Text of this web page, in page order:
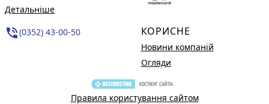
Детальніше
phone_in_talk(0352) 43-00-50 КОРИСНЕ
Новини компаній
Огляди
Правила користування сайтом